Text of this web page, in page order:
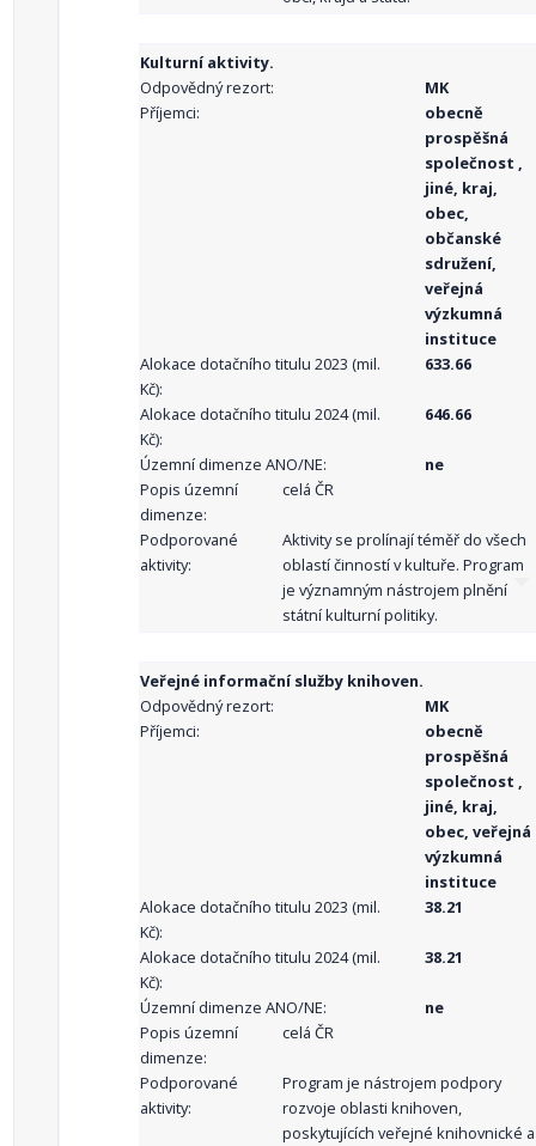
Kulturní aktivity.
Odpovědný rezort:
MK
Příjemci:
obecně
prospěšná
společnost ,
jiné, kraj,
obec,
občanské
sdružení,
veřejná
výzkumná
instituce
Alokace dotačního titulu 2023 (mil.
Kč):
633.66
Alokace dotačního titulu 2024 (mil.
Kč):
646.66
Územní dimenze ANO/NE:
ne
Popis územní
dimenze:
celá ČR
Podporované
aktivity:
Aktivity se prolínají téměř do všech
oblastí činností v kultuře. Program
je významným nástrojem plnění
státní kulturní politiky.
Veřejné informační služby knihoven.
Odpovědný rezort:
MK
Příjemci:
obecně
prospěšná
společnost ,
jiné, kraj,
obec, veřejná
výzkumná
instituce
Alokace dotačního titulu 2023 (mil.
Kč):
38.21
Alokace dotačního titulu 2024 (mil.
Kč):
38.21
Územní dimenze ANO/NE:
ne
Popis územní
dimenze:
celá ČR
Podporované
aktivity:
Program je nástrojem podpory
rozvoje oblasti knihoven,
poskytujících veřejné knihovnické a